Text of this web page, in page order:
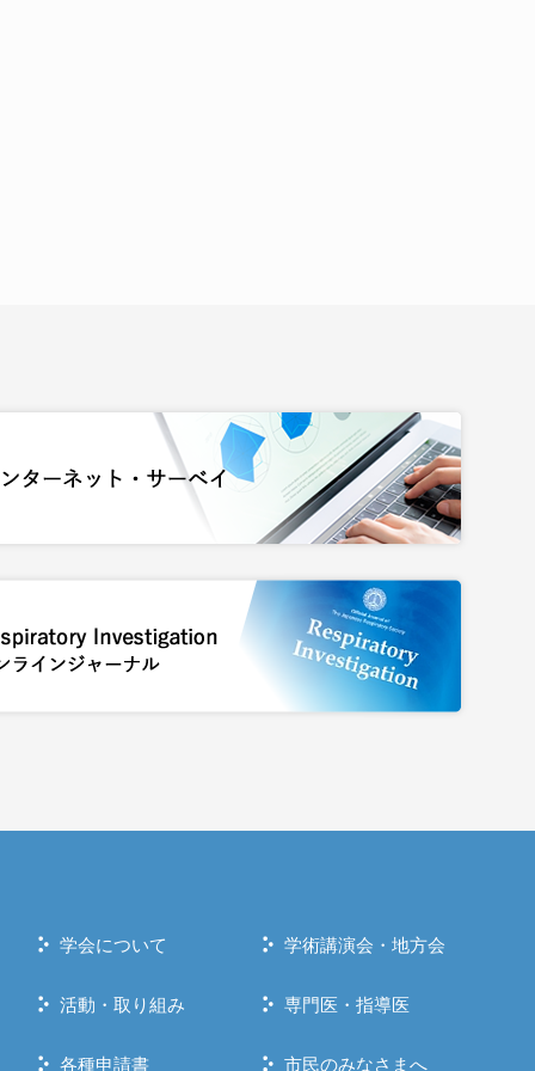
学会について 学術講演会・地方会
活動・取り組み 専門医・指導医
各種申請書 市民のみなさまへ